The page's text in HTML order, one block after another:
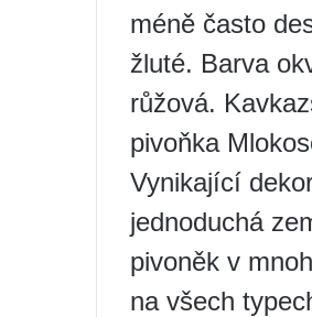
méně často
žluté. Barva
růžová.
pivoňka
Vynikající
jednoduchá
pivoněk v
na všech